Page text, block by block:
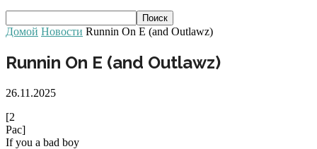
Домой Новости Runnin On E (and Outlawz)
Runnin On E (and Outlawz)
26.11.2025
[2
Pac]
If you a bad boy